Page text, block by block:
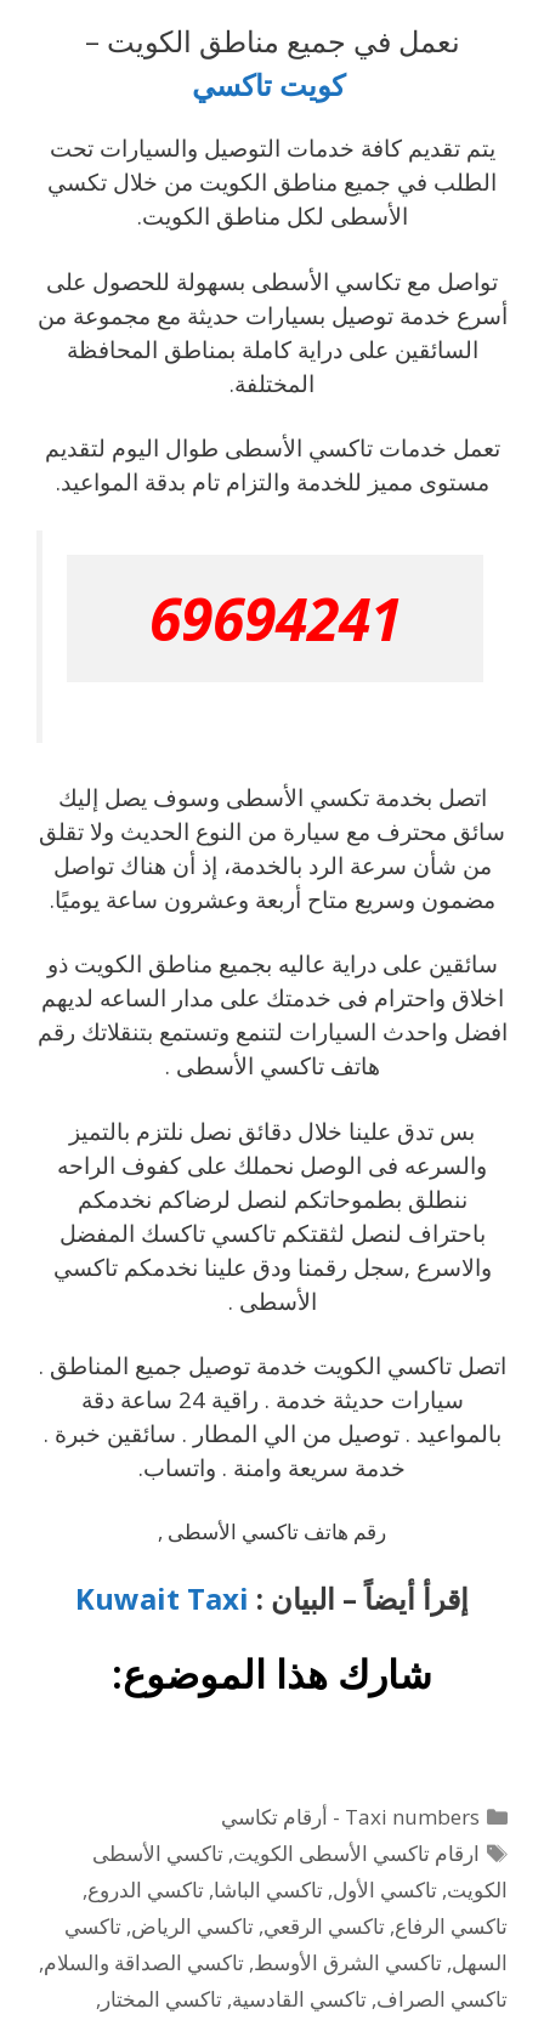
نعمل في جميع مناطق الكويت –
كويت تاكسي
يتم تقديم كافة خدمات التوصيل والسيارات تحت
الطلب في جميع مناطق الكويت من خلال تكسي
الأسطى لكل مناطق الكويت.
تواصل مع تكاسي الأسطى بسهولة للحصول على
أسرع خدمة توصيل بسيارات حديثة مع مجموعة من
السائقين على دراية كاملة بمناطق المحافظة
المختلفة.
تعمل خدمات تاكسي الأسطى طوال اليوم لتقديم
مستوى مميز للخدمة والتزام تام بدقة المواعيد.
69694241
اتصل بخدمة تكسي الأسطى وسوف يصل إليك
سائق محترف مع سيارة من النوع الحديث ولا تقلق
من شأن سرعة الرد بالخدمة، إذ أن هناك تواصل
مضمون وسريع متاح أربعة وعشرون ساعة يوميًا.
سائقين على دراية عاليه بجميع مناطق الكويت ذو
اخلاق واحترام فى خدمتك على مدار الساعه لديهم
افضل واحدث السيارات لتنمع وتستمع بتنقلاتك رقم
هاتف تاكسي الأسطى .
بس تدق علينا خلال دقائق نصل نلتزم بالتميز
والسرعه فى الوصل نحملك على كفوف الراحه
ننطلق بطموحاتكم لنصل لرضاكم نخدمكم
باحتراف لنصل لثقتكم تاكسي تاكسك المفضل
والاسرع ,سجل رقمنا ودق علينا نخدمكم تاكسي
الأسطى .
اتصل تاكسي الكويت خدمة توصيل جميع المناطق .
سيارات حديثة خدمة . راقية 24 ساعة دقة
بالمواعيد . توصيل من الي المطار . سائقين خبرة .
خدمة سريعة وامنة . واتساب.
رقم هاتف تاكسي الأسطى ,
إقرأ أيضاً – البيان : Kuwait Taxi
شارك هذا الموضوع:
التصنيفات
Taxi numbers - أرقام تكاسي
الوسوم
ارقام تاكسي الأسطى الكويت,تاكسي الأسطى
الكويت, تاكسي الأول, تاكسي الباشا, تاكسي الدروع,
تاكسي الرفاع, تاكسي الرقعي, تاكسي الرياض, تاكسي
السهل, تاكسي الشرق الأوسط, تاكسي الصداقة والسلام,
تاكسي الصراف, تاكسي القادسية, تاكسي المختار ,